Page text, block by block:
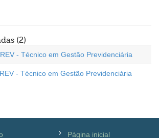
(2)
- Técnico em Gestão Previdenciária
- Técnico em Gestão Previdenciária
Página inicial